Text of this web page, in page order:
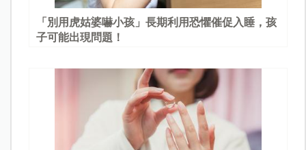
「別用虎姑婆嚇小孩」長期利用恐懼催促入睡，孩
子可能出現問題！